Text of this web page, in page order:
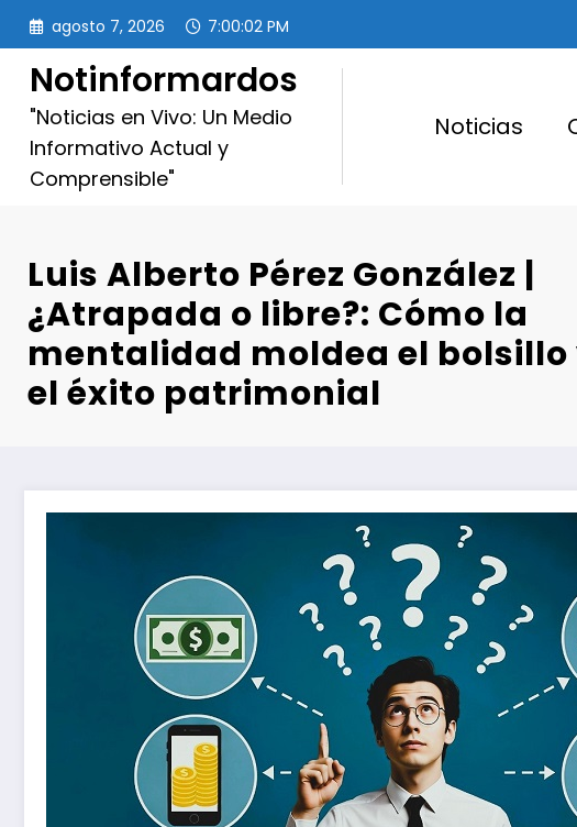
Saltar
contenido
agosto 7, 2026 7:00:03 PM
Notinformardos
"Noticias en Vivo: Un Medio
Informativo Actual y
Comprensible"
Noticias
Luis Alberto Pérez González |
¿Atrapada o libre?: Cómo la
mentalidad moldea el bolsillo
el éxito patrimonial